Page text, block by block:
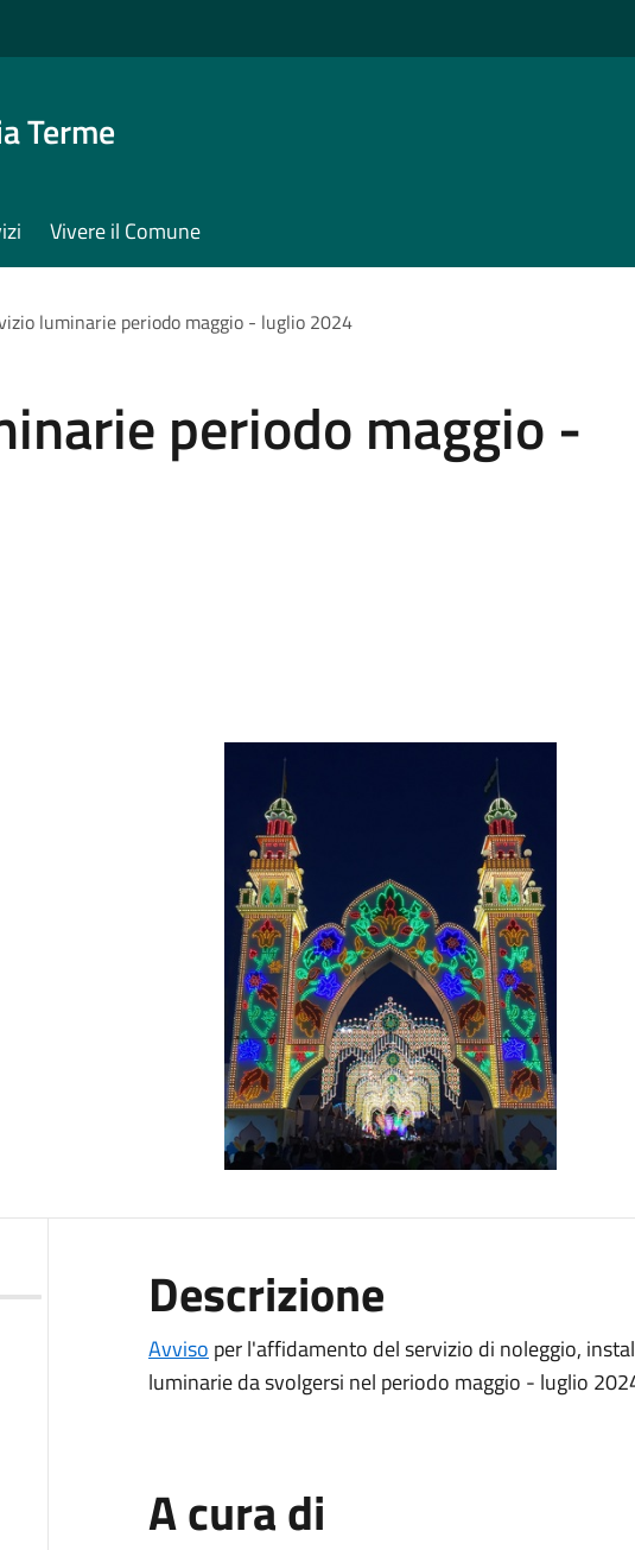
Terme
Vivere il Comune
luminarie periodo maggio - luglio 2024
periodo maggio -
Descrizione
Avviso per l'affidamento del servizio di noleggio,
luminarie da svolgersi nel periodo maggio - luglio
A cura di